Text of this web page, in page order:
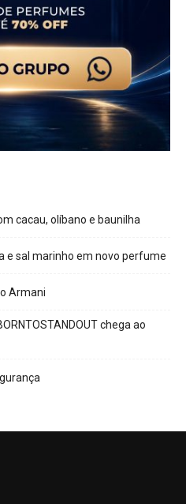
cacau, olíbano e baunilha
e sal marinho em novo perfume
Armani
chega ao